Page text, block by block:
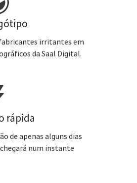
irritantes em
da Saal Digital.
rápida
de apenas alguns dias
num instante